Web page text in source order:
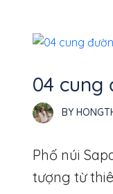
04 cung
BY
Phố núi
tượng từ